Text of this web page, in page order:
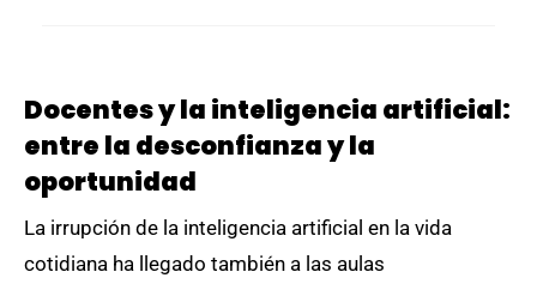
Docentes y la inteligencia artificial:
entre la desconfianza y la
oportunidad
La irrupción de la inteligencia artificial en la vida
cotidiana ha llegado también a las aulas